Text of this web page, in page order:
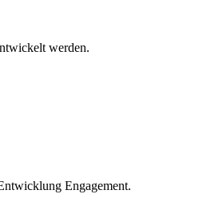
werden.
Engagement.